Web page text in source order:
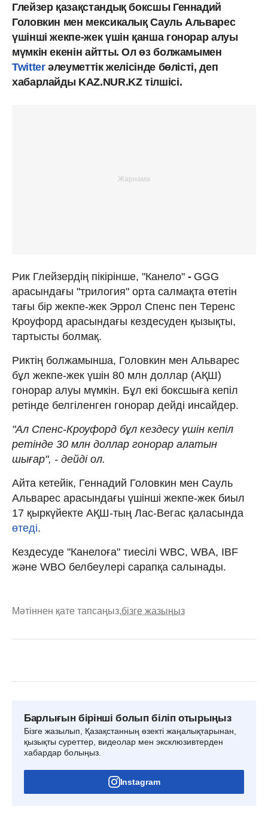
Глейзер қазақстандық боксшы Геннадий
Головкин мен мексикалық Сауль Альварес
үшінші жекпе-жек үшін қанша гонорар алуы
мүмкін екенін айтты. Ол өз болжамымен
Twitterәлеуметтік желісінде бөлісті, деп
хабарлайды KAZ.NUR.KZ тілшісі.
Рик Глейзердің пікірінше, "Канело" - GGG
арасындағы "трилогия" орта салмақта өтетін
тағы бір жекпе-жек Эррол Спенс пен Теренс
Кроуфорд арасындағы кездесуден қызықты,
тартысты болмақ.
Риктің болжамынша, Головкин мен Альварес
бұл жекпе-жек үшін 80 млн доллар (АҚШ)
гонорар алуы мүмкін. Бұл екі боксшыға кепіл
ретінде белгіленген гонорар дейді инсайдер.
"Ал Спенс-Кроуфорд бұл кездесу үшін кепіл
ретінде 30 млн доллар гонорар алатын
шығар", - дейді ол.
Айта кетейік, Геннадий Головкин мен Сауль
Альварес арасындағы үшінші жекпе-жек биыл
17 қыркүйекте АҚШ-тың Лас-Вегас қаласында
өтеді.
Кездесуде "Канелоға" тиесілі WBC, WBA, IBF
және WBO белбеулері сарапқа салынады.
Мәтіннен қате тапсаңыз,бізге жазыңыз
Барлығын бірінші болып біліп отырыңыз
Бізге жазылып, Қазақстанның өзекті жаңалықтарынан,
қызықты суреттер, видеолар мен эксклюзивтерден
хабардар болыңыз.
Instagram